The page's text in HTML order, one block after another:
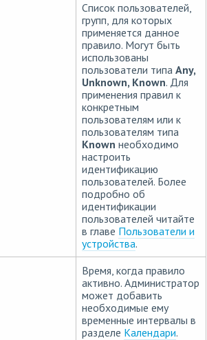
Список пользователей,
групп, для которых
применяется данное
правило. Могут быть
использованы
пользователи типа Any,
Unknown, Known. Для
применения правил к
конкретным
пользователям или к
пользователям типа
Known необходимо
настроить
идентификацию
пользователей. Более
подробно об
идентификации
пользователей читайте
в главе Пользователи и
устройства.
Время, когда правило
активно. Администратор
может добавить
необходимые ему
временные интервалы в
разделе Календари.